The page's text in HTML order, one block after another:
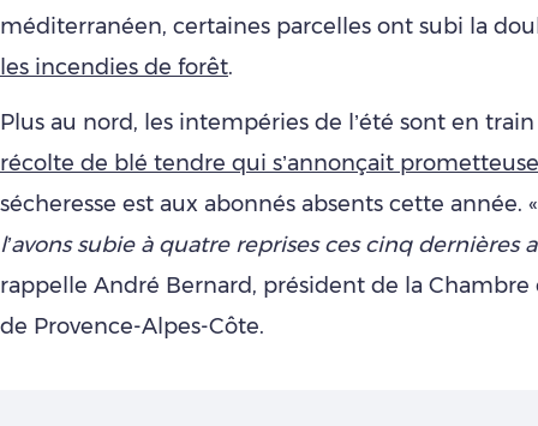
méditerranéen, certaines parcelles ont subi la
les incendies de forêt.
Plus au nord, les intempéries de l’été sont en
récolte de blé tendre qui s’annonçait prometteuse
sécheresse est aux abonnés absents cette année.
l’avons subie à quatre reprises ces cinq dernières
rappelle André Bernard, président de la Chambre
de Provence-Alpes-Côte.